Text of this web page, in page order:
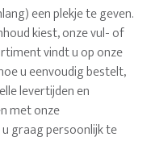
een plekje te geven.
kiest, onze vul- of
vindt u op onze
u eenvoudig bestelt,
levertijden en
met onze
graag persoonlijk te